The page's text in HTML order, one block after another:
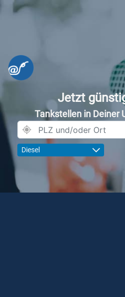
Jetzt
Tankstellen in Deiner
Diesel